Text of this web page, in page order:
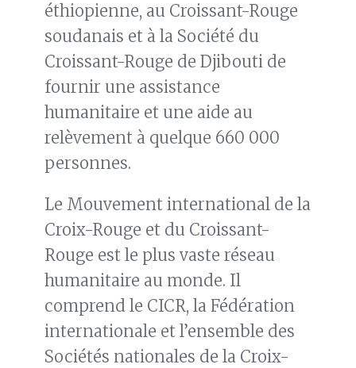
éthiopienne, au Croissant-Rouge
soudanais et à la Société du
Croissant-Rouge de Djibouti de
fournir une assistance
humanitaire et une aide au
relèvement à quelque 660 000
personnes.
Le Mouvement international de la
Croix-Rouge et du Croissant-
Rouge est le plus vaste réseau
humanitaire au monde. Il
comprend le CICR, la Fédération
internationale et l’ensemble des
Sociétés nationales de la Croix-